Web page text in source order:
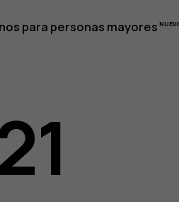
para personas mayores